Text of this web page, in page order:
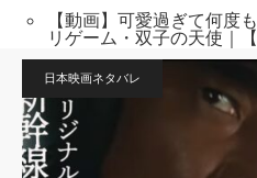
【動画】可愛過ぎて何度
リゲーム・双子の天使｜
日本映画ネタバレ